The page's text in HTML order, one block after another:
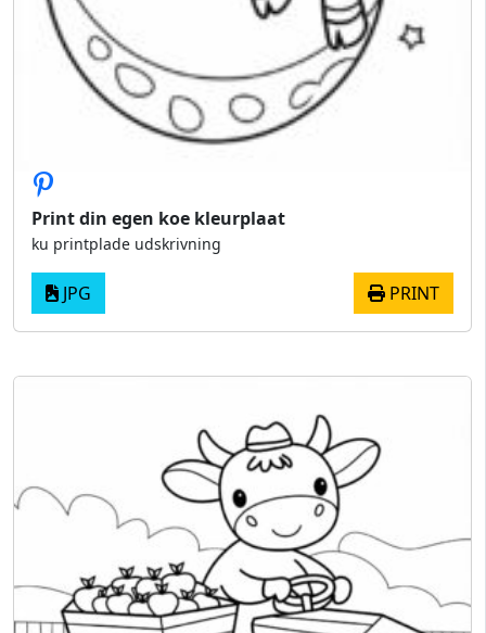
Print din egen koe kleurplaat
ku printplade udskrivning
JPG PRINT